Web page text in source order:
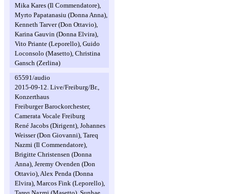
Mika Kares (Il Commendatore),
Myrto Papatanasiu (Donna Anna),
Kenneth Tarver (Don Ottavio),
Karina Gauvin (Donna Elvira),
Vito Priante (Leporello), Guido
Loconsolo (Masetto), Christina
Gansch (Zerlina)
65591/audio
2015-09-12. Live/Freiburg/Br.,
Konzerthaus
Freiburger Barockorchester,
Camerata Vocale Freiburg
René Jacobs (Dirigent), Johannes
Weisser (Don Giovanni), Tareq
Nazmi (Il Commendatore),
Brigitte Christensen (Donna
Anna), Jeremy Ovenden (Don
Ottavio), Alex Penda (Donna
Elvira), Marcos Fink (Leporello),